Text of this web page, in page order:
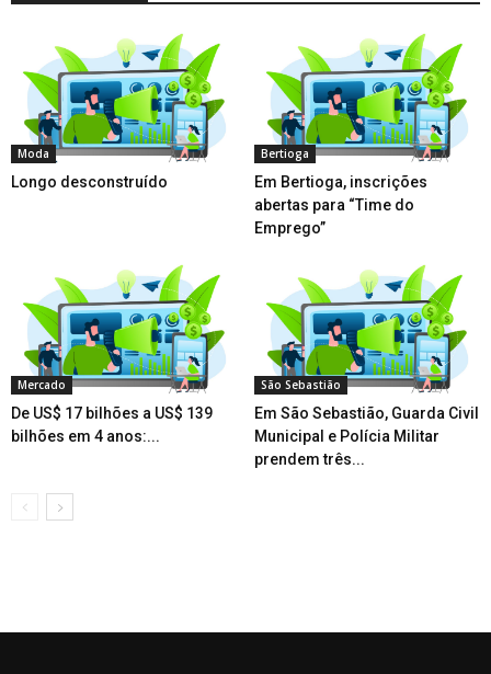
Moda
Longo desconstruído
Bertioga
Em Bertioga, inscrições
abertas para “Time do
Emprego”
Mercado
De US$ 17 bilhões a US$ 139
bilhões em 4 anos:...
São Sebastião
Em São Sebastião, Guarda Civil
Municipal e Polícia Militar
prendem três...